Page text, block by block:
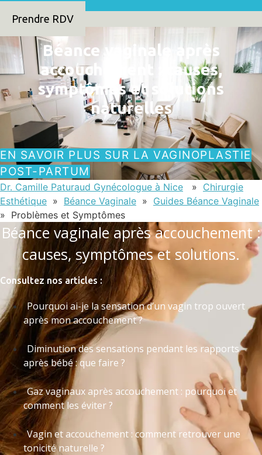
Prendre RDV
Béance vaginale après
accouchement : causes,
symptômes et solutions
naturelles
EN SAVOIR PLUS SUR LA VAGINOPLASTIE
POST-PARTUM
Dr. Camille Paturaud Gynécologue à Nice » Chirurgie
Esthétique » Béance Vaginale » Guides Béance Vaginale
» Problèmes et Symptômes
Béance vaginale après accouchement :
causes, symptômes et solutions.
Consultez nos articles :
Pourquoi ai-je la sensation d’un vagin trop ouvert
après mon accouchement ?
Diminution des sensations pendant les rapports
après bébé : que faire ?
Gaz vaginaux après accouchement : pourquoi et
comment les éviter ?
Vagin et accouchement : comment retrouver une
tonicité naturelle ?